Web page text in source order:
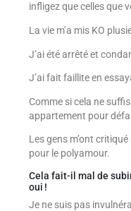
infligez que celles que
La vie m’a mis KO
J’ai été arrêté et
J’ai fait faillite en
Comme si cela ne
appartement pour
Les gens m’ont
pour le polyamour.
Cela fait-il mal de
oui !
Je ne suis pas